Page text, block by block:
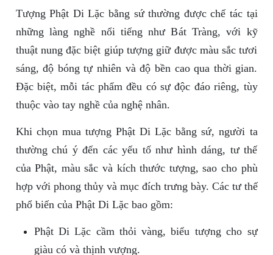
Tượng Phật Di Lặc bằng sứ thường được chế tác tại
những làng nghề nổi tiếng như Bát Tràng, với kỹ
thuật nung đặc biệt giúp tượng giữ được màu sắc tươi
sáng, độ bóng tự nhiên và độ bền cao qua thời gian.
Đặc biệt, mỗi tác phẩm đều có sự độc đáo riêng, tùy
thuộc vào tay nghề của nghệ nhân.
Khi chọn mua tượng Phật Di Lặc bằng sứ, người ta
thường chú ý đến các yếu tố như hình dáng, tư thế
của Phật, màu sắc và kích thước tượng, sao cho phù
hợp với phong thủy và mục đích trưng bày. Các tư thế
phổ biến của Phật Di Lặc bao gồm:
Phật Di Lặc cầm thỏi vàng, biểu tượng cho sự
giàu có và thịnh vượng.